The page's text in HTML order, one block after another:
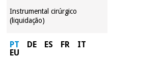
Instrumental cirúrgico
(liquidação)
PT DE ES FR
IT
EU